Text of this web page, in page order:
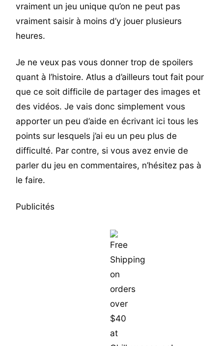
vraiment un jeu unique qu’on ne peut pas
vraiment saisir à moins d’y jouer plusieurs
heures.
Je ne veux pas vous donner trop de spoilers
quant à l’histoire. Atlus a d’ailleurs tout fait pour
que ce soit difficile de partager des images et
des vidéos. Je vais donc simplement vous
apporter un peu d’aide en écrivant ici tous les
points sur lesquels j’ai eu un peu plus de
difficulté. Par contre, si vous avez envie de
parler du jeu en commentaires, n’hésitez pas à
le faire.
Publicités